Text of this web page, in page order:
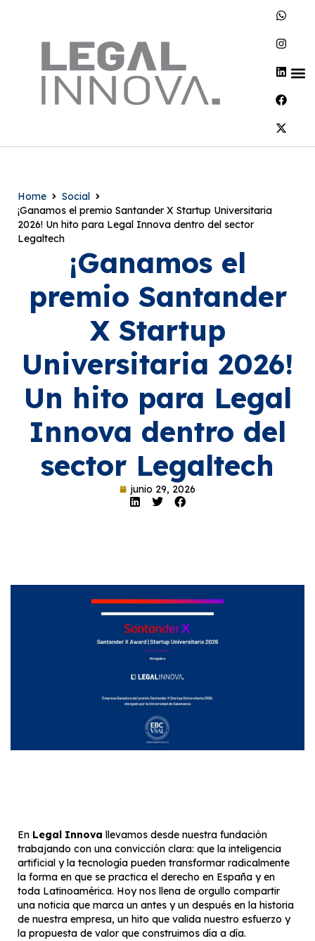
Home
Social
¡Ganamos el premio Santander X Startup Universitaria
2026! Un hito para Legal Innova dentro del sector
Legaltech
¡Ganamos el
premio Santander
X Startup
Universitaria 2026!
Un hito para Legal
Innova dentro del
sector Legaltech
junio 29, 2026
En Legal Innova llevamos desde nuestra fundación
trabajando con una convicción clara: que la inteligencia
artificial y la tecnología pueden transformar radicalmente
la forma en que se practica el derecho en España y en
toda Latinoamérica. Hoy nos llena de orgullo compartir
una noticia que marca un antes y un después en la historia
de nuestra empresa, un hito que valida nuestro esfuerzo y
la propuesta de valor que construimos día a día.